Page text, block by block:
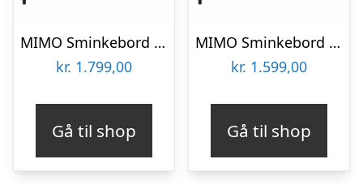
MIMO Sminkebord med spejl 105x35cm sorte ben / hvid
kr. 1.799,00
Gå til shop
MIMO Sminkebord med spejl 65x35cm sorte ben / hvid
kr. 1.599,00
Gå til shop